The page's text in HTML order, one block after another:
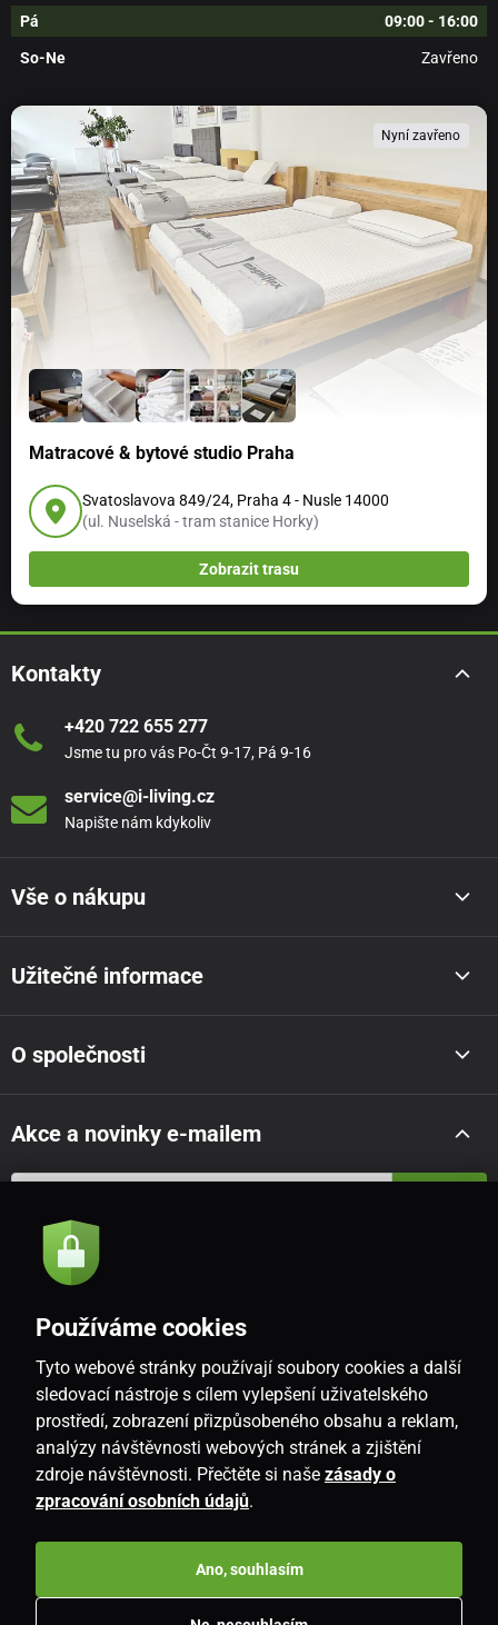
Pá 09:00 - 16:00
So-Ne Zavřeno
Nyní zavřeno
Matracové & bytové studio Praha
Svatoslavova 849/24, Praha 4 - Nusle 14000
(ul. Nuselská - tram stanice Horky)
Zobrazit trasu
Kontakty
+420 722 655 277
Jsme tu pro vás Po-Čt 9-17, Pá 9-16
service@i-living.cz
Napište nám kdykoliv
Vše o nákupu
Užitečné informace
O společnosti
Akce a novinky e-mailem
Souhlasím se
CZ
www.i-living.cz. Všechna práva vyhrazena.
Používáme cookies
Tyto webové stránky používají soubory cookies a další
sledovací nástroje s cílem vylepšení uživatelského
prostředí, zobrazení přizpůsobeného obsahu a reklam,
analýzy návštěvnosti webových stránek a zjištění
zdroje návštěvnosti. Přečtěte si naše zásady o
zpracování osobních údajů.
Ano, souhlasím